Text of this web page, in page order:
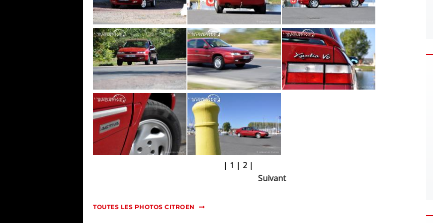
| 1 | 2 |
Suivant
TOUTES LES PHOTOS CITROEN